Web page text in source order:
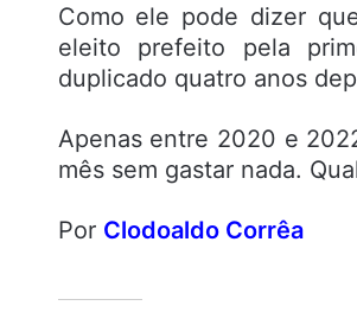
Como ele pode dizer
eleito prefeito pela
duplicado quatro anos
Apenas entre 2020 e
mês sem gastar nada.
Por Clodoaldo Corrêa